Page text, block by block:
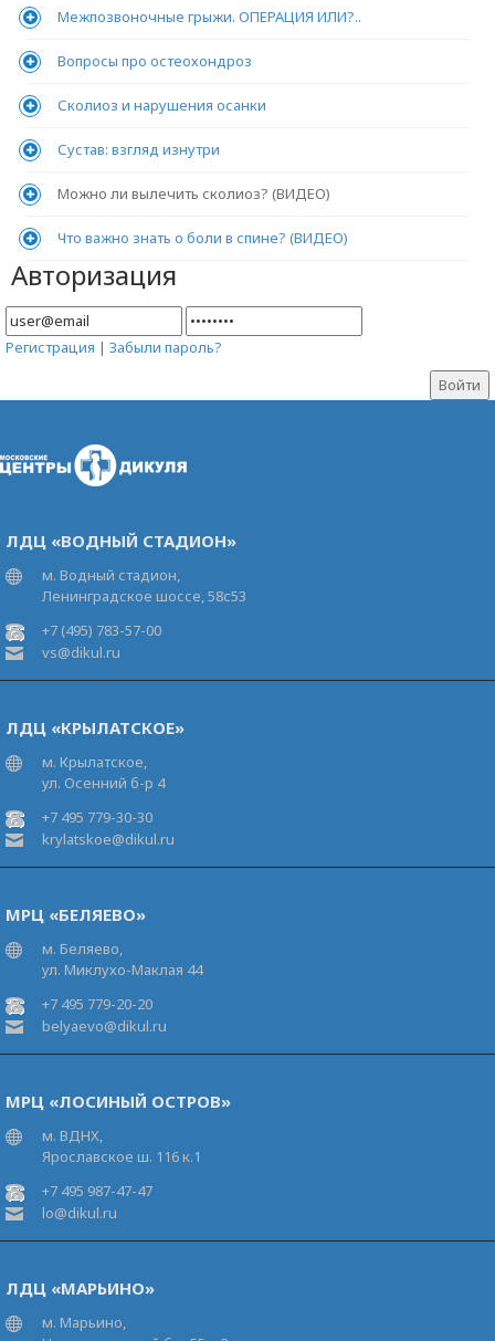
Межпозвоночные грыжи. ОПЕРАЦИЯ ИЛИ?..
Вопросы про остеохондроз
Сколиоз и нарушения осанки
Сустав: взгляд изнутри
Можно ли вылечить сколиоз? (ВИДЕО)
Что важно знать о боли в спине? (ВИДЕО)
Авторизация
Регистрация | Забыли пароль?
ЛДЦ «ВОДНЫЙ СТАДИОН»
м. Водный стадион,
Ленинградское шоссе, 58с53
+7 (495) 783-57-00
vs@dikul.ru
ЛДЦ «КРЫЛАТСКОЕ»
м. Крылатское,
ул. Осенний б-р 4
+7 495 779-30-30
krylatskoe@dikul.ru
МРЦ «БЕЛЯЕВО»
м. Беляево,
ул. Миклухо-Маклая 44
+7 495 779-20-20
belyaevo@dikul.ru
МРЦ «ЛОСИНЫЙ ОСТРОВ»
м. ВДНХ,
Ярославское ш. 116 к.1
+7 495 987-47-47
lo@dikul.ru
ЛДЦ «МАРЬИНО»
м. Марьино,